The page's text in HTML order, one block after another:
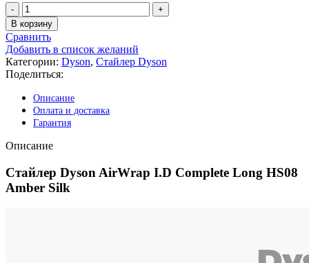
Количество
товара
Стайлер
Dyson
AirWrap
I.D
Complete
Long
HS08
Amber
Silk
В корзину
Сравнить
Добавить в список желаний
Категории: Dyson, Стайлер Dyson
Поделиться:
Описание
Оплата и доставка
Гарантия
Описание
Стайлер Dyson AirWrap I.D Complete Long HS08
Amber Silk